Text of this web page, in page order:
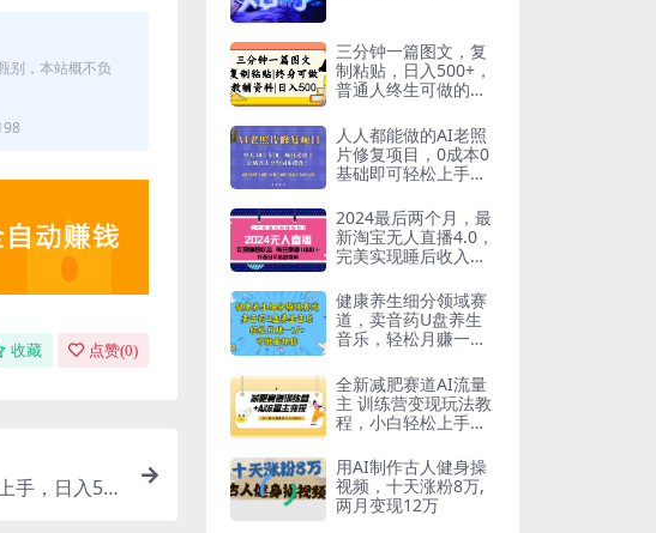
别，本站概不负
收藏 点赞(0)
手，日入50
三分钟一篇图文，复
制粘贴，日入500+，
普通人终生可做的虚
人人都能做的AI老照
片修复项目，0成本0
基础即可轻松上手，
2024最后两个月，最
新淘宝无人直播4.0，
完美实现睡后收入，
健康养生细分领域赛
道，卖音药U盘养生
音乐，轻松月赚一万
全新减肥赛道AI流量
主 训练营变现玩法教
程，小白轻松上手，
用AI制作古人健身操
视频，十天涨粉8万,
两月变现12万